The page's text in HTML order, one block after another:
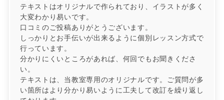
テキストはオリジナルで作られており、イラストが多く
大変わかり易いです。
口コミのご投稿ありがとうございます。
しっかりとお手伝いが出来るように個別レッスン方式で
行っています。
分かりにくいところがあれば、何回でもお聞きくださ
い。
テキストは、当教室専用のオリジナルです。ご質問が多
い箇所はより分かり易いように工夫して改訂を繰り返し